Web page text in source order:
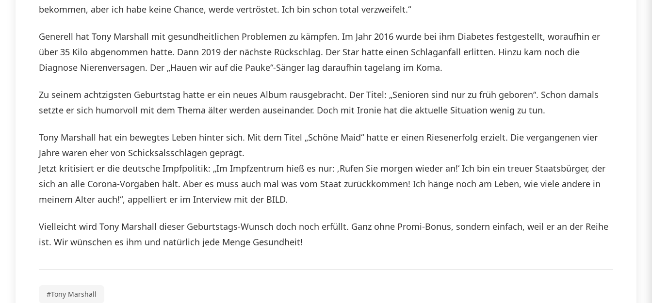
bekommen, aber ich habe keine Chance, werde vertröstet. Ich bin schon total verzweifelt.“
Generell hat Tony Marshall mit gesundheitlichen Problemen zu kämpfen. Im Jahr 2016 wurde bei ihm Diabetes festgestellt, woraufhin er
über 35 Kilo abgenommen hatte. Dann 2019 der nächste Rückschlag. Der Star hatte einen Schlaganfall erlitten. Hinzu kam noch die
Diagnose Nierenversagen. Der „Hauen wir auf die Pauke“-Sänger lag daraufhin tagelang im Koma.
Zu seinem achtzigsten Geburtstag hatte er ein neues Album rausgebracht. Der Titel: „Senioren sind nur zu früh geboren“. Schon damals
setzte er sich humorvoll mit dem Thema älter werden auseinander. Doch mit Ironie hat die aktuelle Situation wenig zu tun.
Tony Marshall hat ein bewegtes Leben hinter sich. Mit dem Titel „Schöne Maid“ hatte er einen Riesenerfolg erzielt. Die vergangenen vier
Jahre waren eher von Schicksalsschlägen geprägt.
Jetzt kritisiert er die deutsche Impfpolitik: „Im Impfzentrum hieß es nur: ‚Rufen Sie morgen wieder an!‘ Ich bin ein treuer Staatsbürger, der
sich an alle Corona-Vorgaben hält. Aber es muss auch mal was vom Staat zurückkommen! Ich hänge noch am Leben, wie viele andere in
meinem Alter auch!“, appelliert er im Interview mit der BILD.
Vielleicht wird Tony Marshall dieser Geburtstags-Wunsch doch noch erfüllt. Ganz ohne Promi-Bonus, sondern einfach, weil er an der Reihe
ist. Wir wünschen es ihm und natürlich jede Menge Gesundheit!
#Tony Marshall